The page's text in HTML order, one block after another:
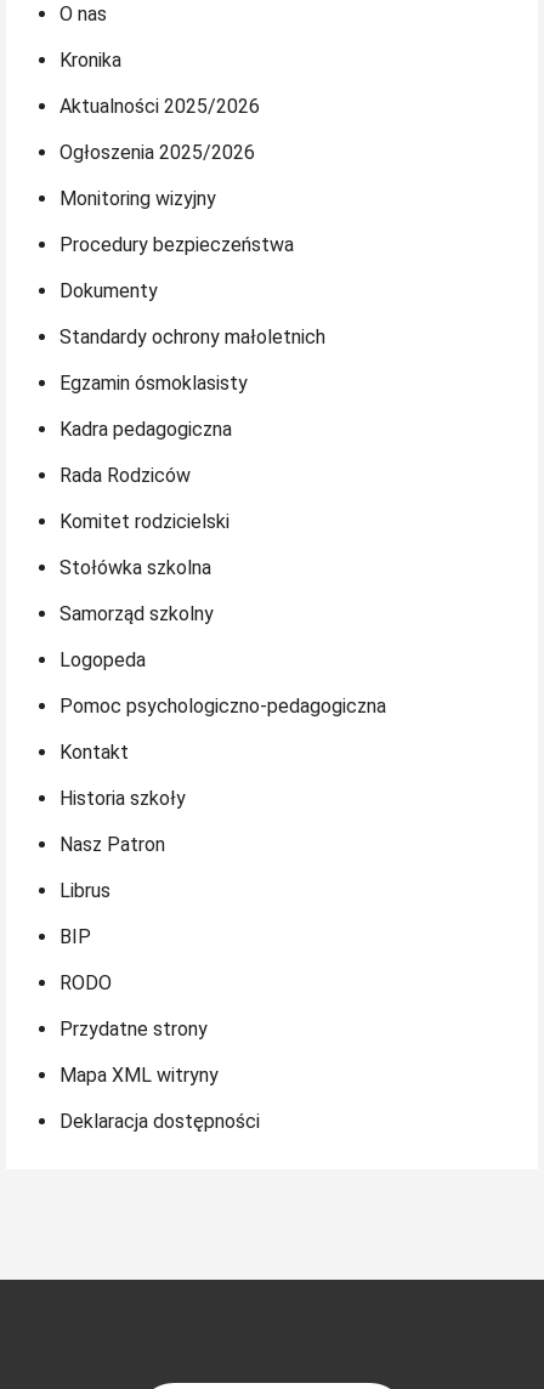
O nas
Kronika
Aktualności 2025/2026
Ogłoszenia 2025/2026
Monitoring wizyjny
Procedury bezpieczeństwa
Dokumenty
Standardy ochrony małoletnich
Egzamin ósmoklasisty
Kadra pedagogiczna
Rada Rodziców
Komitet rodzicielski
Stołówka szkolna
Samorząd szkolny
Logopeda
Pomoc psychologiczno-pedagogiczna
Kontakt
Historia szkoły
Nasz Patron
Librus
BIP
RODO
Przydatne strony
Mapa XML witryny
Deklaracja dostępności